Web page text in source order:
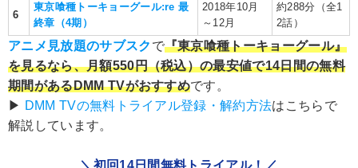
6
東京喰種トーキョーグール:re 最
終章（4期）
2018年10月
～12月
約288分（全1
2話）
アニメ見放題のサブスク で『東京喰種トーキョーグール』
を見るなら、月額550円（税込）の最安値で14日間の無料
期間があるDMM TVがおすすめです。
▶︎ DMM TVの無料トライアル登録・解約方法はこちらで
解説しています。
＼初回14日間無料トライアル！／